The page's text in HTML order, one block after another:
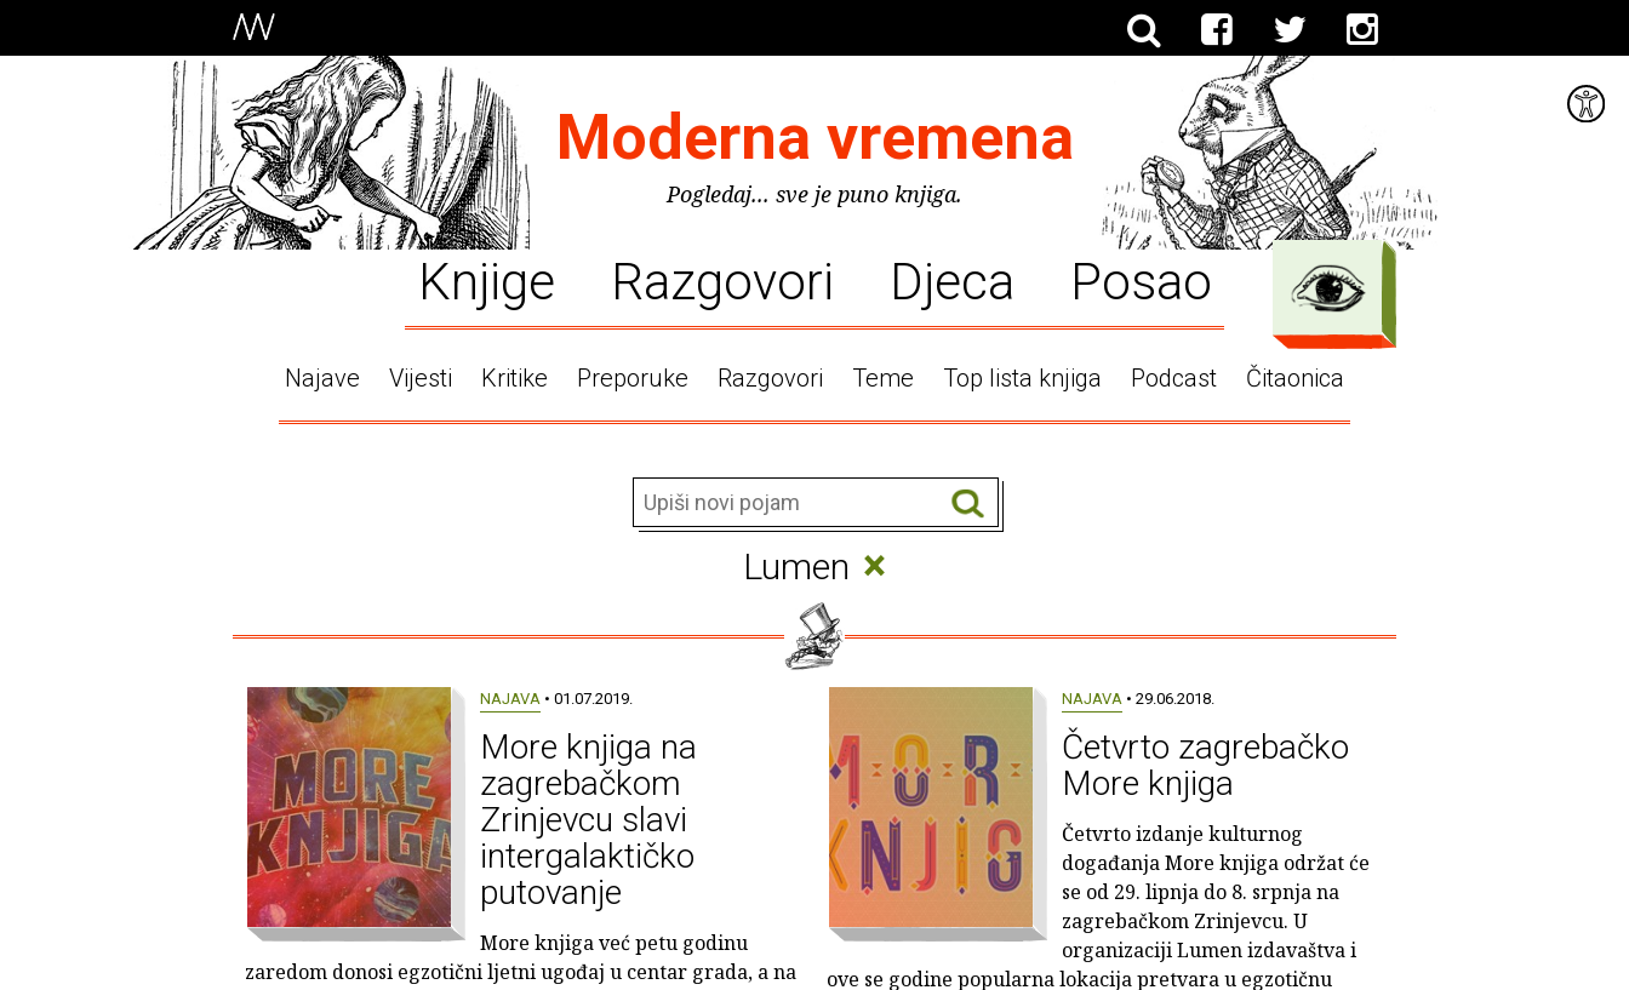
Moderna vremena
Pogledaj... sve je puno knjiga.
Knjige Razgovori Djeca Posao
Najave Vijesti Kritike Preporuke Razgovori Teme Top lista knjiga Podcast Čitaonica
Lumen ×
NAJAVA • 01.07.2019.
More knjiga na
zagrebačkom
Zrinjevcu slavi
intergalaktičko
putovanje
More knjiga već petu godinu
zaredom donosi egzotični ljetni ugođaj u centar grada, a na
NAJAVA • 29.06.2018.
Četvrto zagrebačko
More knjiga
Četvrto izdanje kulturnog
događanja More knjiga održat će
se od 29. lipnja do 8. srpnja na
zagrebačkom Zrinjevcu. U
organizaciji Lumen izdavaštva i
ove se godine popularna lokacija pretvara u egzotičnu